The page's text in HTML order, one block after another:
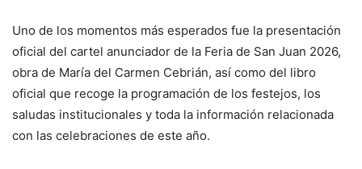
Uno de los momentos más esperados fue la presentación
oficial del cartel anunciador de la Feria de San Juan 2026,
obra de María del Carmen Cebrián, así como del libro
oficial que recoge la programación de los festejos, los
saludas institucionales y toda la información relacionada
con las celebraciones de este año.